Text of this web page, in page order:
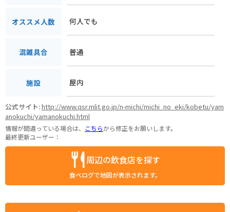
オススメ人数 何人でも
混雑具合 普通
施設 屋内
公式サイト:http://www.qsr.mlit.go.jp/n-michi/michi_no_eki/kobetu/yam
anokuchi/yamanokuchi.html
情報が間違っている場合は、 こちらから修正をお願いします。
最終更新ユーザー：
周辺の飲食店を探す
食べログで地図が表示されます。